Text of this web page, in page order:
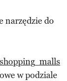
narzędzie do
w podziale